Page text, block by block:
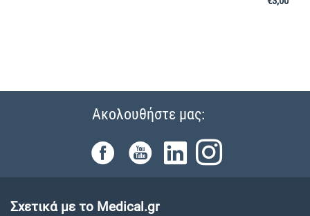
Ακολουθήστε μας:
Σχετικά με το Medical.gr